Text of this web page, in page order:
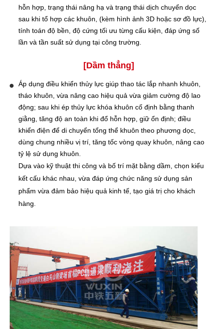
hỗn hợp, trạng thái nâng hạ và trạng thái dịch chuyển dọc
sau khi tổ hợp các khuôn, (kèm hình ảnh 3D hoặc sơ đồ lực),
tính toán độ bền, độ cứng tối ưu từng cấu kiện, đáp ứng số
lần và tần suất sử dụng tại công trường.
[Dầm thẳng]
Áp dụng điều khiển thủy lực giúp thao tác lắp nhanh khuôn,
tháo khuôn, vừa nâng cao hiệu quả vừa giảm cường độ lao
động; sau khi ép thủy lực khóa khuôn cố định bằng thanh
giằng, tăng độ an toàn khi đổ hỗn hợp, giữ ổn định; điều
khiển điện để di chuyển tổng thể khuôn theo phương dọc,
dùng chung nhiều vị trí, tăng tốc vòng quay khuôn, nâng cao
tỷ lệ sử dụng khuôn.
Dựa vào kỹ thuật thi công và bố trí mặt bằng dầm, chọn kiểu
kết cấu khác nhau, vừa đáp ứng chức năng sử dụng sản
phẩm vừa đảm bảo hiệu quả kinh tế, tạo giá trị cho khách
hàng.